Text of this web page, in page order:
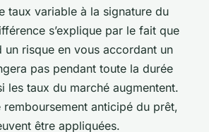
taux variable à la signature du
s’explique par le fait que
un risque en vous accordant un
pas pendant toute la durée
les taux du marché augmentent.
remboursement anticipé du prêt,
être appliquées.